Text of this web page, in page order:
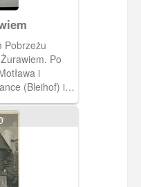
Pobrzeżu
Po
i
(Bleihof) i